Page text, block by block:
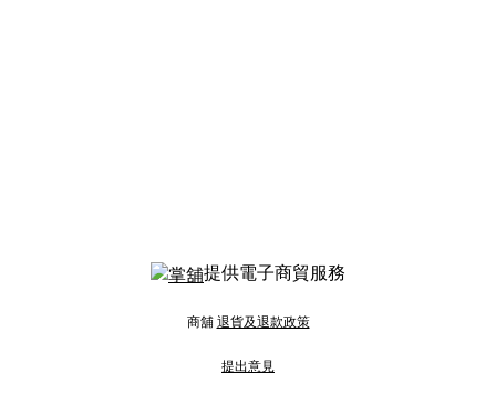
提供電子商貿服務
商舖 退貨及退款政策
提出意見